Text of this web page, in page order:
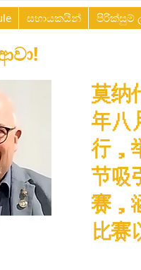
සහායකයින් පිරික්සුම්
莫纳
年八
行，
节吸
赛，
比赛